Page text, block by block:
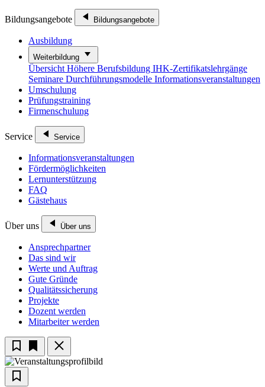
Bildungsangebote Bildungsangebote
Ausbildung
Weiterbildung
Übersicht Höhere Berufsbildung IHK-Zertifikatslehrgänge
Seminare Durchführungsmodelle Informationsveranstaltungen
Umschulung
Prüfungstraining
Firmenschulung
Service Service
Informationsveranstaltungen
Fördermöglichkeiten
Lernunterstützung
FAQ
Gästehaus
Über uns Über uns
Ansprechpartner
Das sind wir
Werte und Auftrag
Gute Gründe
Qualitätssicherung
Projekte
Dozent werden
Mitarbeiter werden